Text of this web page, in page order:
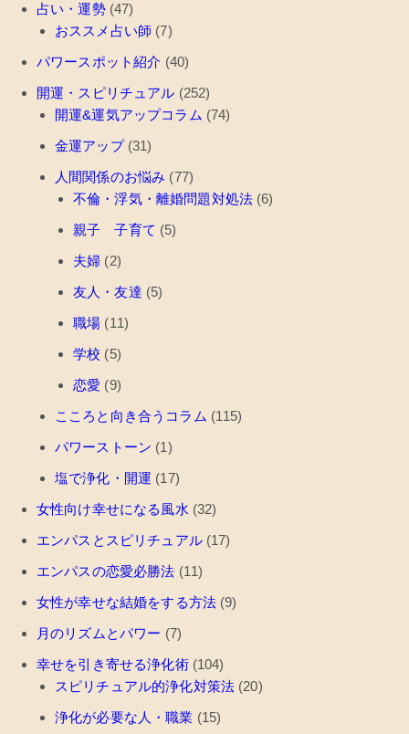
占い・運勢(47)
おススメ占い師 (7)
パワースポット紹介 (40)
開運・スピリチュアル (252)
開運&運気アップコラム (74)
金運アップ(31)
人間関係のお悩み (77)
不倫・浮気・離婚問題対処法(6)
親子 子育て (5)
夫婦 (2)
友人・友達 (5)
職場 (11)
学校 (5)
恋愛 (9)
こころと向き合うコラム (115)
パワーストーン (1)
塩で浄化・開運 (17)
女性向け幸せになる風水 (32)
エンパスとスピリチュアル(17)
エンパスの恋愛必勝法 (11)
女性が幸せな結婚をする方法(9)
月のリズムとパワー (7)
幸せを引き寄せる浄化術(104)
スピリチュアル的浄化対策法(20)
浄化が必要な人・職業 (15)